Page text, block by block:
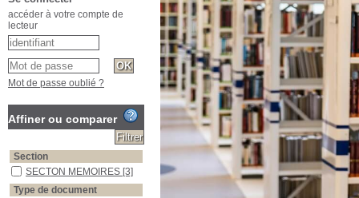
accéder à votre compte de
lecteur
Mot de passe oublié ?
Affiner ou comparer
Section
SECTON MEMOIRES [3]
Type de document